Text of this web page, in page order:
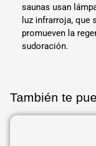
saunas usan
luz infrarroja, que
promueven la
sudoración.
También te